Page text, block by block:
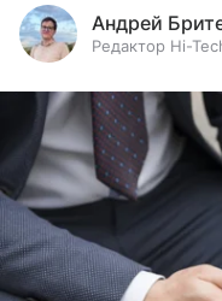
Андрей
Редактор Hi-